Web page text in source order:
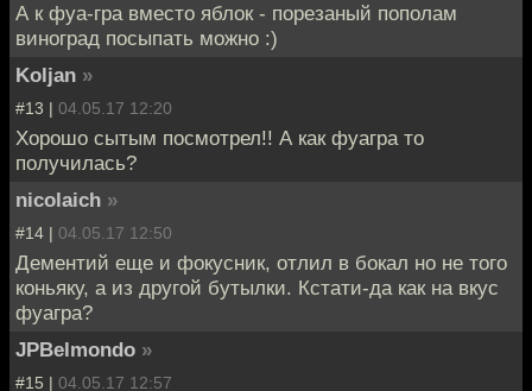
А к фуа-гра вместо яблок - порезаный пополам
виноград посыпать можно :)
Koljan »
#13 | 04.05.17 12:20
Хорошо сытым посмотрел!! А как фуагра то
получилась?
nicolaich »
#14 | 04.05.17 12:50
Дементий еще и фокусник, отлил в бокал но не того
коньяку, а из другой бутылки. Кстати-да как на вкус
фуагра?
JPBelmondo »
#15 | 04.05.17 12:57